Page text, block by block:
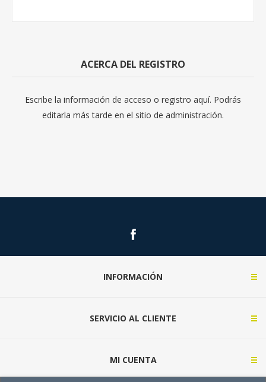
ACERCA DEL REGISTRO
Escribe la información de acceso o registro aquí. Podrás
editarla más tarde en el sitio de administración.
INFORMACIÓN
SERVICIO AL CLIENTE
MI CUENTA